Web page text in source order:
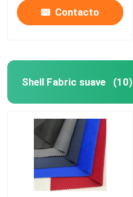
Contacto
Shell Fabric suave (10)